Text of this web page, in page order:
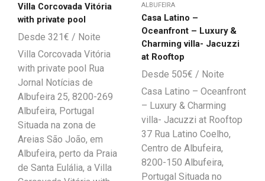
Villa Corcovada Vitória
with private pool
321€
Villa Corcovada Vitória
with private pool Rua
Jornal Notícias de
Albufeira 25, 8200-269
Albufeira, Portugal
Situada na zona de
Areias São João, em
Albufeira, perto da Praia
de Santa Eulália, a Villa
ALBUFEIRA
Casa Latino –
Oceanfront – Luxury &
Charming villa- Jacuzzi
at Rooftop
505€
Casa Latino – Oceanfront
– Luxury & Charming
villa- Jacuzzi at Rooftop
37 Rua Latino Coelho,
Centro de Albufeira,
8200-150 Albufeira,
Portugal Situada no